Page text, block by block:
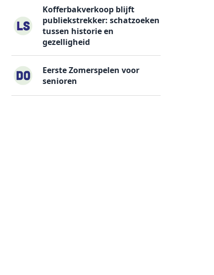
Kofferbakverkoop blijft
publiekstrekker: schatzoeken
tussen historie en
gezelligheid
Eerste Zomerspelen voor
senioren